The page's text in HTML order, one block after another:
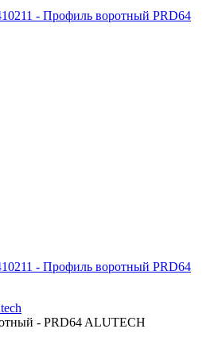
- PRD64 ALUTECH